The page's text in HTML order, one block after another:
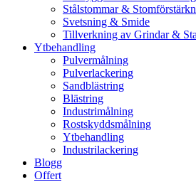
Stålstommar &
Svetsning & Smide
Tillverkning av Grindar &
Ytbehandling
Pulvermålning
Pulverlackering
Sandblästring
Blästring
Industrimålning
Rostskyddsmålning
Ytbehandling
Industrilackering
Blogg
Offert